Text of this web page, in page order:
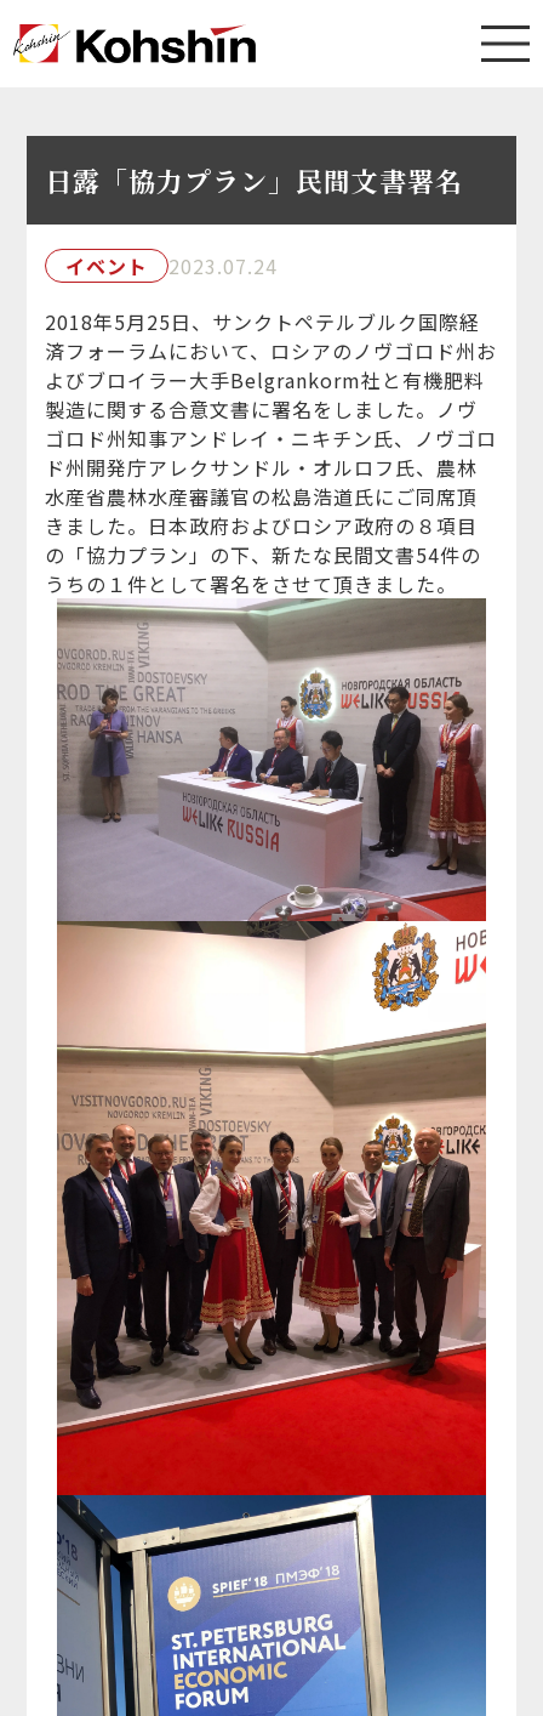
日露「協力プラン」民間文書署名
イベント
2023.07.24
2018年5月25日、サンクトペテルブルク国際経
済フォーラムにおいて、ロシアのノヴゴロド州お
よびブロイラー大手Belgrankorm社と有機肥料
製造に関する合意文書に署名をしました。ノヴ
ゴロド州知事アンドレイ・ニキチン氏、ノヴゴロ
ド州開発庁アレクサンドル・オルロフ氏、農林
水産省農林水産審議官の松島浩道氏にご同席頂
きました。日本政府およびロシア政府の８項目
の「協力プラン」の下、新たな民間文書54件の
うちの１件として署名をさせて頂きました。